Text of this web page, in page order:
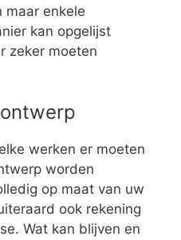
maar enkele
kan opgelijst
zeker moeten
werken er moeten
worden
op maat van uw
ook rekening
Wat kan blijven en